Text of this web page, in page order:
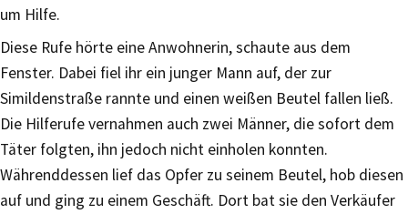
um Hilfe.
Diese Rufe hörte eine Anwohnerin, schaute aus dem
Fenster. Dabei fiel ihr ein junger Mann auf, der zur
Simildenstraße rannte und einen weißen Beutel fallen ließ.
Die Hilferufe vernahmen auch zwei Männer, die sofort dem
Täter folgten, ihn jedoch nicht einholen konnten.
Währenddessen lief das Opfer zu seinem Beutel, hob diesen
auf und ging zu einem Geschäft. Dort bat sie den Verkäufer